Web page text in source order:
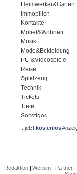
Heimwerker&Garten
Immobilien
Kontakte
Möbel&Wohnen
Musik
Mode&Bekleidung
PC-&Videospiele
Reise
Spielzeug
Technik
Tickets
Tiere
Sonstiges
...jetztkostenlos
Redaktion| Werben| Partner|